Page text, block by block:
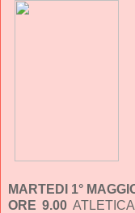
MARTEDI 1°
ORE 9.00